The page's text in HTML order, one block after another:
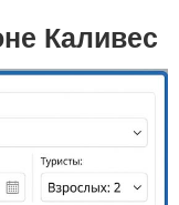
Каливес